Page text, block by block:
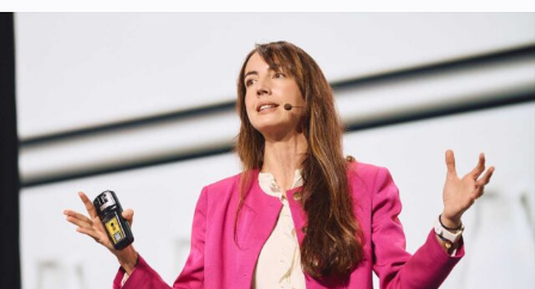
Aktuelle prosjekter
Kontakt oss:
Abonner på fagbladet Byggfakta Nyheter
Annonsere i VVS Aktuelt
Kontakt oss